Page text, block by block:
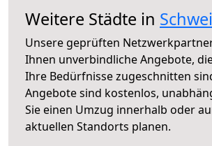
Weitere Städte in
Unsere geprüften
Ihnen unverbindliche Angebote,
Ihre Bedürfnisse zugeschnitten
Angebote sind kostenlos,
Sie einen Umzug innerhalb oder
aktuellen Standorts planen.